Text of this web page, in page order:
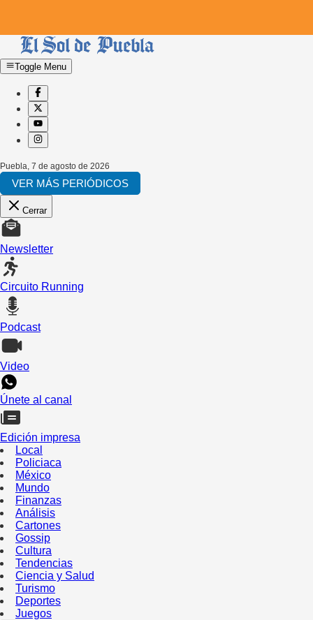
Toggle Menu
Puebla 7 de agosto de 2026
VER MÁS PERIÓDICOS
Cerrar
Newsletter
Circuito Running
Podcast
Video
Únete al canal
Edición impresa
Local
Policiaca
México
Mundo
Finanzas
Análisis
Cartones
Gossip
Cultura
Tendencias
Ciencia y Salud
Turismo
Deportes
Juegos